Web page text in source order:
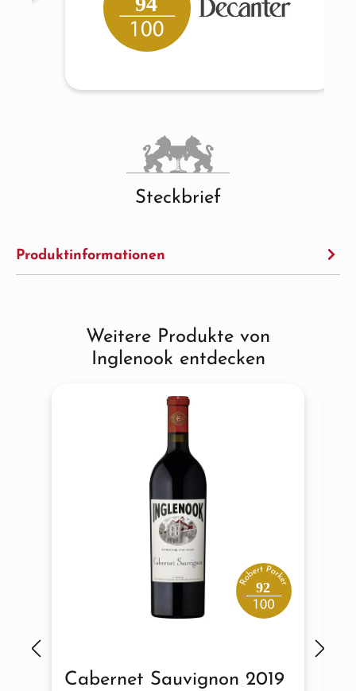
Steckbrief
Produktinformationen
Produktgalerie überspringen
Weitere Produkte von
Inglenook entdecken
92
Cabernet Sauvignon 2019